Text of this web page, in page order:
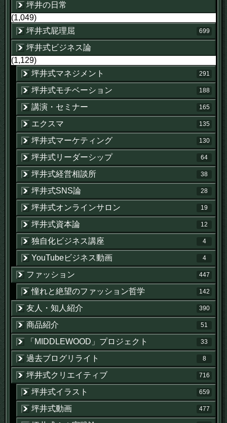
坪井の日常
(1,049)
坪井式屁理屈
699
坪井式ビジネス論
(1,129)
坪井式マネジメント
291
坪井式モチベーション 188
講演・セミナー 165
エクスマ 135
坪井式マーケティング 130
坪井式リーダーシップ 64
坪井式経営相談所 38
坪井式SNS論 28
坪井式オンラインサロン 19
坪井式資本論 12
独自化ビジネス講座 4
YouTubeビジネス動画 4
ファッション 447
憧れと絶望のファッション哲学 142
友人・知人紹介 390
商品紹介 51
「MIDDLEWOOD」プロジェクト 33
過去ブログリライト 8
坪井式クリエイティブ 716
坪井式イラスト 659
坪井式動画 477